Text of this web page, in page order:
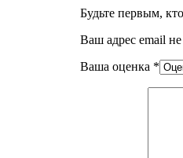
Будьте первым,
Ваш адрес email
Ваша оценка *